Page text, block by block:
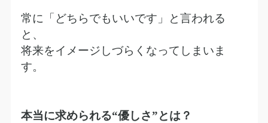
常に「どちらでもいいです」と言われる
と、
将来をイメージしづらくなってしまいま
す。
本当に求められる“優しさ”とは？